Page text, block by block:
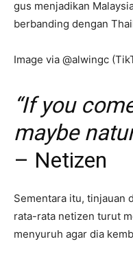
gus menjadikan
berbanding dengan
Image via @alwingc
“If you
maybe
– Netizen
Sementara itu, tinjauan
rata-rata netizen turut
menyuruh agar dia